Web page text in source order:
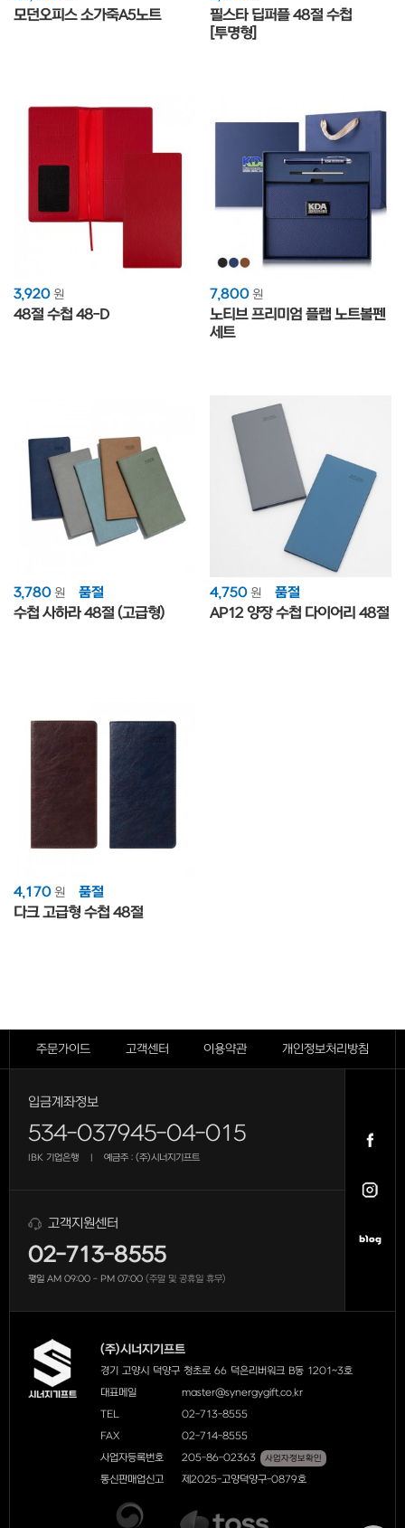
모던오피스 소가죽A5노트
필스타 딥퍼플 48절 수첩
[투명형]
3,920 원
48절 수첩 48-D
7,800 원
노티브 프리미엄 플랩 노트볼펜
세트
3,780 원
품절
수첩 사하라 48절 (고급형)
4,750 원
품절
AP12 양장 수첩 다이어리 48절
4,170 원
품절
다크 고급형 수첩 48절
주문가이드 고객센터 이용약관 개인정보처리방침
입금계좌정보
534-037945-04-015
IBK 기업은행 예금주 : (주)시너지기프트
고객지원센터
02-713-8555
평일 AM 09:00 - PM 07:00 (주말 및 공휴일 휴무)
(주)시너지기프트
경기 고양시 덕양구 청초로 66 덕은리버워크 B동 1201~3호
대표메일
master@synergygift.co.kr
TEL
02-713-8555
FAX
02-714-8555
사업자등록번호
205-86-02363 사업자정보확인
통신판매업신고 제2025-고양덕양구-0879호